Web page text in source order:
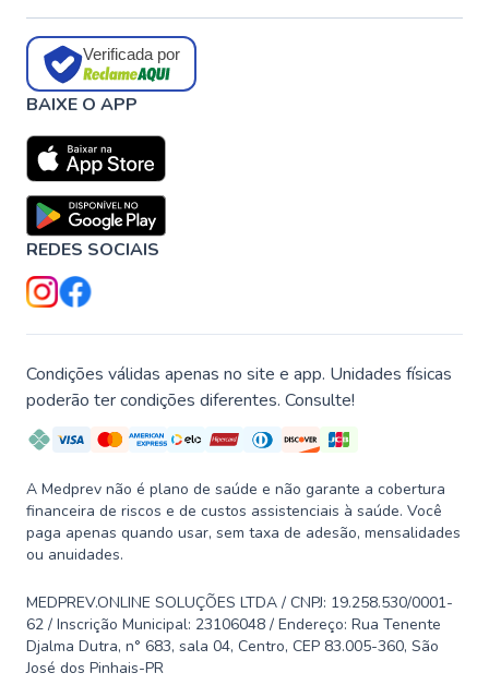
Verificada por
BAIXE O APP
REDES SOCIAIS
Condições válidas apenas no site e app. Unidades físicas
poderão ter condições diferentes. Consulte!
A Medprev não é plano de saúde e não garante a cobertura
financeira de riscos e de custos assistenciais à saúde. Você
paga apenas quando usar, sem taxa de adesão, mensalidades
ou anuidades.
MEDPREV.ONLINE SOLUÇÕES LTDA / CNPJ: 19.258.530/0001-
62 / Inscrição Municipal: 23106048 / Endereço: Rua Tenente
Djalma Dutra, n° 683, sala 04, Centro, CEP 83.005-360, São
José dos Pinhais-PR